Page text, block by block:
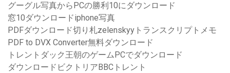
グーグル写真からPCの勝利10にダウンロード
窓10ダウンロードiphone写真
PDFダウンロード切り札zelenskyyトランスクリプトメモ
PDF to DVX Converter無料ダウンロード
トレントダック王朝のゲームPCでダウンロード
ダウンロードビクトリアBBCトレント